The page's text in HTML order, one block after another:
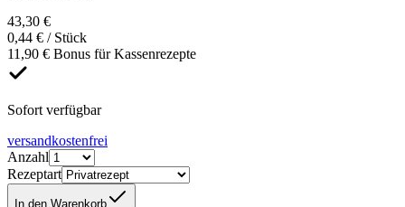
43,30 €
0,44 € / Stück
11,90 € Bonus für Kassenrezepte
Sofort verfügbar
versandkostenfrei
Anzahl
Rezeptart
In den Warenkorb